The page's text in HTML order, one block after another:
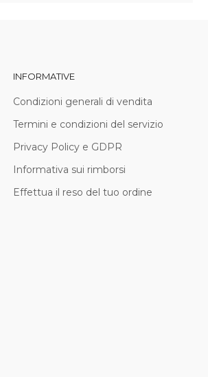
INFORMATIVE
Condizioni generali di vendita
Termini e condizioni del servizio
Privacy Policy e GDPR
Informativa sui rimborsi
Effettua il reso del tuo ordine